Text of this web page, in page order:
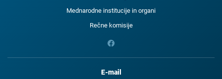
Mednarodne institucije in organi
Rečne komisije
E-mail